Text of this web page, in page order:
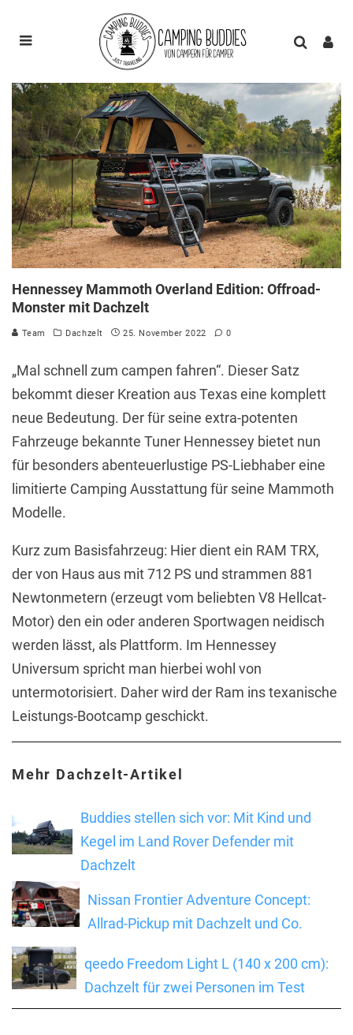
Hennessey Mammoth Overland Edition: Offroad-
Monster mit Dachzelt
Team Dachzelt 25. November 2022 0
„Mal schnell zum campen fahren“. Dieser Satz
bekommt dieser Kreation aus Texas eine komplett
neue Bedeutung. Der für seine extra-potenten
Fahrzeuge bekannte Tuner Hennessey bietet nun
für besonders abenteuerlustige PS-Liebhaber eine
limitierte Camping Ausstattung für seine Mammoth
Modelle.
Kurz zum Basisfahrzeug: Hier dient ein RAM TRX,
der von Haus aus mit 712 PS und strammen 881
Newtonmetern (erzeugt vom beliebten V8 Hellcat-
Motor) den ein oder anderen Sportwagen neidisch
werden lässt, als Plattform. Im Hennessey
Universum spricht man hierbei wohl von
untermotorisiert. Daher wird der Ram ins texanische
Leistungs-Bootcamp geschickt.
Mehr Dachzelt-Artikel
Buddies stellen sich vor: Mit Kind und
Kegel im Land Rover Defender mit
Dachzelt
Nissan Frontier Adventure Concept:
Allrad-Pickup mit Dachzelt und Co.
qeedo Freedom Light L (140 x 200 cm):
Dachzelt für zwei Personen im Test